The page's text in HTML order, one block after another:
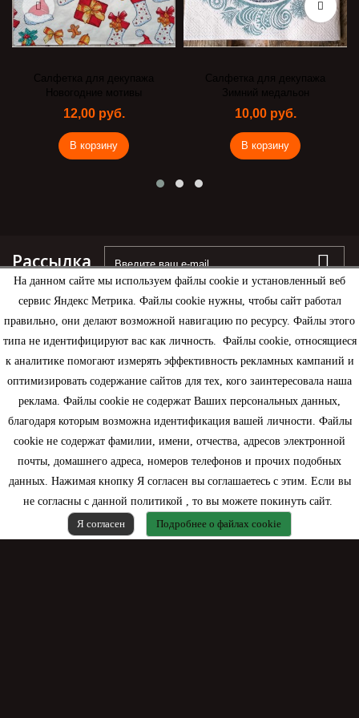
На данном сайте мы используем файлы cookie и установленный веб
сервис Яндекс Метрика. Файлы cookie нужны, чтобы сайт работал
правильно, они делают возможной навигацию по ресурсу. Файлы этого
типа не идентифицируют вас как личность. Файлы cookie, относящиеся
к аналитике помогают измерять эффективность рекламных кампаний и
оптимизировать содержание сайтов для тех, кого заинтересовала наша
реклама. Файлы cookie не содержат Ваших персональных данных,
благодаря которым возможна идентификация вашей личности. Файлы
cookie не содержат фамилии, имени, отчества, адресов электронной
почты, домашнего адреса, номеров телефонов и прочих подобных
данных. Нажимая кнопку Я согласен вы соглашаетесь с этим. Если вы
не согласны с данной политикой , то вы можете покинуть сайт.
Я согласен
Подробнее о файлах cookie
Салфетка для декупажа
Новогодние мотивы
12,00 руб.
В корзину
Салфетка для декупажа
Зимний медальон
10,00 руб.
В корзину
Рассылка
Информация
Моя учетная запись
Контактная информация